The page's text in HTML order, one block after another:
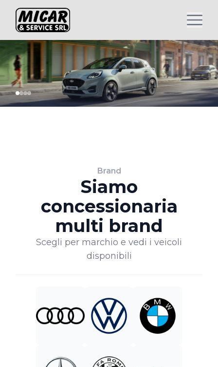
Brand
Siamo
concessionaria
multi brand
Scegli per marchio e vedi i veicoli
disponibili